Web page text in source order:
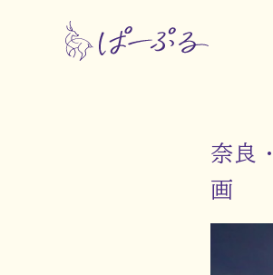
奈良
画